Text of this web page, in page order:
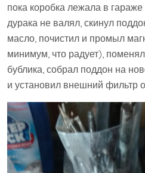
пока коробка лежала в
дурака не валял, скинул
масло, почистил и промыл
минимум, что радует),
бублика, собрал поддон на
и установил внешний фильтр